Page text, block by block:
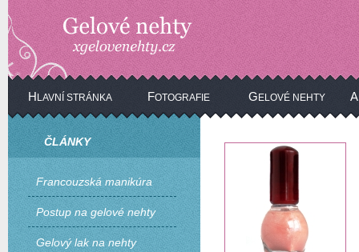
H LAVNÍ STRÁNKA FOTOGRAFIE G ELOVÉ NEHTY A
ČLÁNKY
Francouzská manikúra
Postup na gelové nehty
Gelový lak na nehty